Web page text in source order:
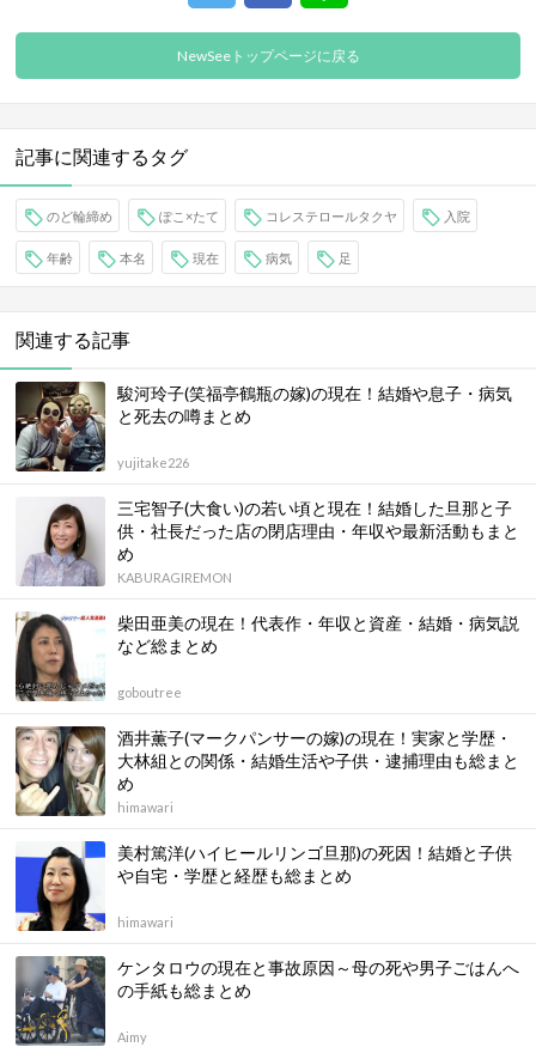
NewSeeトップページに戻る
記事に関連するタグ
のど輪締め ぽこ×たて コレステロールタクヤ 入院
年齢 本名 現在 病気 足
関連する記事
駿河玲子(笑福亭鶴瓶の嫁)の現在！結婚や息子・病気
と死去の噂まとめ
yujitake226
三宅智子(大食い)の若い頃と現在！結婚した旦那と子
供・社長だった店の閉店理由・年収や最新活動もまと
め
KABURAGIREMON
柴田亜美の現在！代表作・年収と資産・結婚・病気説
など総まとめ
goboutree
酒井薫子(マークパンサーの嫁)の現在！実家と学歴・
大林組との関係・結婚生活や子供・逮捕理由も総まと
め
himawari
美村篤洋(ハイヒールリンゴ旦那)の死因！結婚と子供
や自宅・学歴と経歴も総まとめ
himawari
ケンタロウの現在と事故原因～母の死や男子ごはんへ
の手紙も総まとめ
Aimy